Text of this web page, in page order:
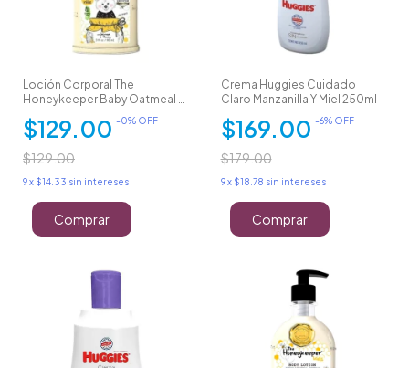
Loción Corporal The
Honeykeeper Baby Oatmeal &
$129.00 -0% OFF
$129.00
9x $14.33 sin intereses
Crema Huggies Cuidado
Claro Manzanilla Y Miel 250ml
$169.00 -6% OFF
$179.00
9 x $18.78 sin intereses